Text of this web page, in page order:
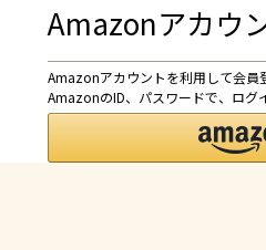
Amazonアカウ
Amazonアカウントを利用して会員
AmazonのID、パスワードで、ログ